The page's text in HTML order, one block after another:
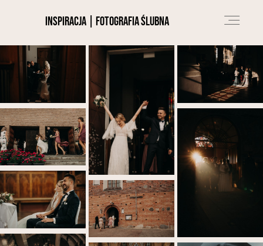
INSPIRACJA | fotografia ślubna
PORTFOLIO
BLOG
OFERTA